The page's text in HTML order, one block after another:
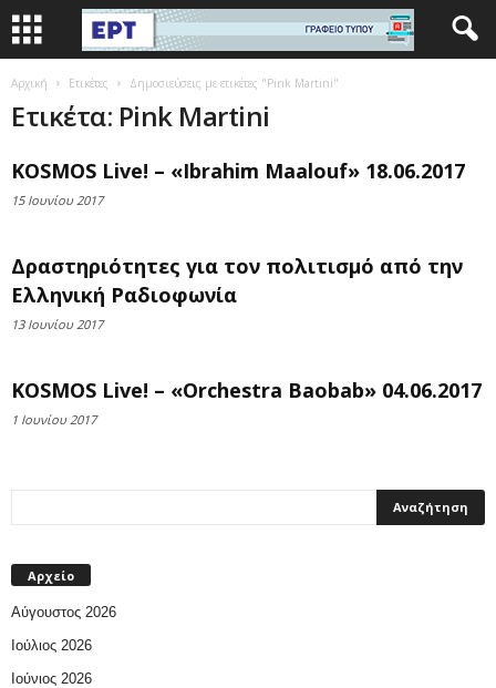
Αρχική Ετικέτες Δημοσιεύσεις με ετικέτες "Pink Martini"
Ετικέτα: Pink Martini
KOSMOS Live! – «Ibrahim Maalouf» 18.06.2017
15 Ιουνίου 2017
Δραστηριότητες για τον πολιτισμό από την
Ελληνική Ραδιοφωνία
13 Ιουνίου 2017
KOSMOS Live! – «Orchestra Baobab» 04.06.2017
1 Ιουνίου 2017
Αρχείο
Αύγουστος 2026
Ιούλιος 2026
Ιούνιος 2026